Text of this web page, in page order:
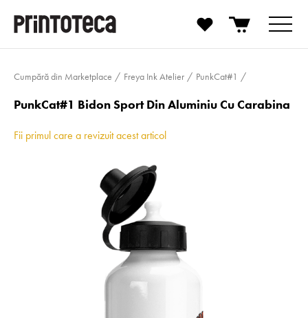
Cumpără din Marketplace Freya Ink Atelier PunkCat#1
PunkCat#1 Bidon Sport Din Aluminiu Cu Carabina
Fii primul care a revizuit acest articol